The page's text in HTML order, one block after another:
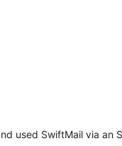
used SwiftMail via an